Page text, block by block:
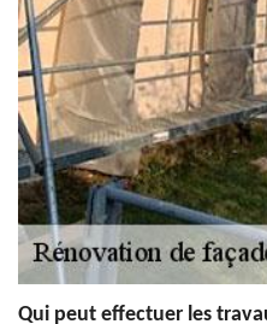
Qui peut effectuer les